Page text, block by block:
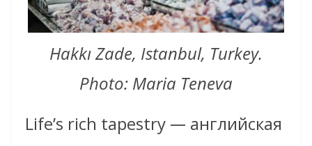
Hakkı Zade, Istanbul, Turkey.
Photo: Maria Teneva
Life’s rich tapestry— английская